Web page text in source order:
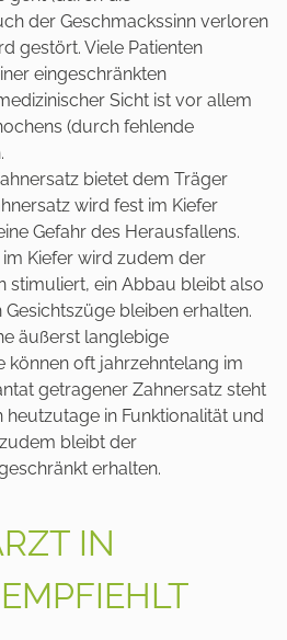
der Geschmackssinn verloren
gestört. Viele Patienten
eingeschränkten
Sicht ist vor allem
(durch fehlende
bietet dem Träger
wird fest im Kiefer
Gefahr des Herausfallens.
Kiefer wird zudem der
stimuliert, ein Abbau bleibt also
bleiben erhalten.
äußerst langlebige
können oft jahrzehntelang im
getragener Zahnersatz steht
in Funktionalität und
bleibt der
erhalten.
IN